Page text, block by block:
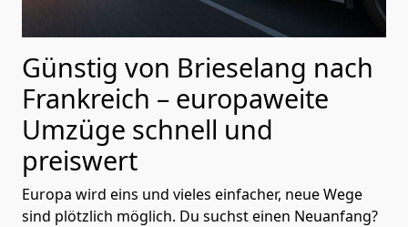
Günstig von Brieselang nach
Frankreich – europaweite
Umzüge schnell und
preiswert
Europa wird eins und vieles einfacher, neue Wege
sind plötzlich möglich. Du suchst einen Neuanfang?